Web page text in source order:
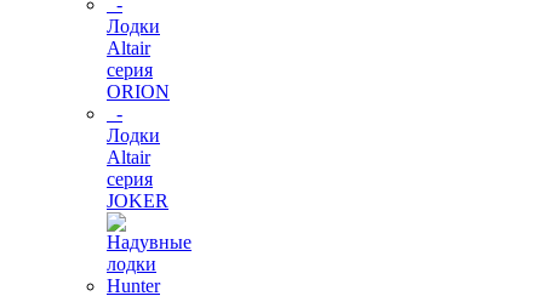
-
Лодки
Altair
серия
ORION
-
Лодки
Altair
серия
JOKER